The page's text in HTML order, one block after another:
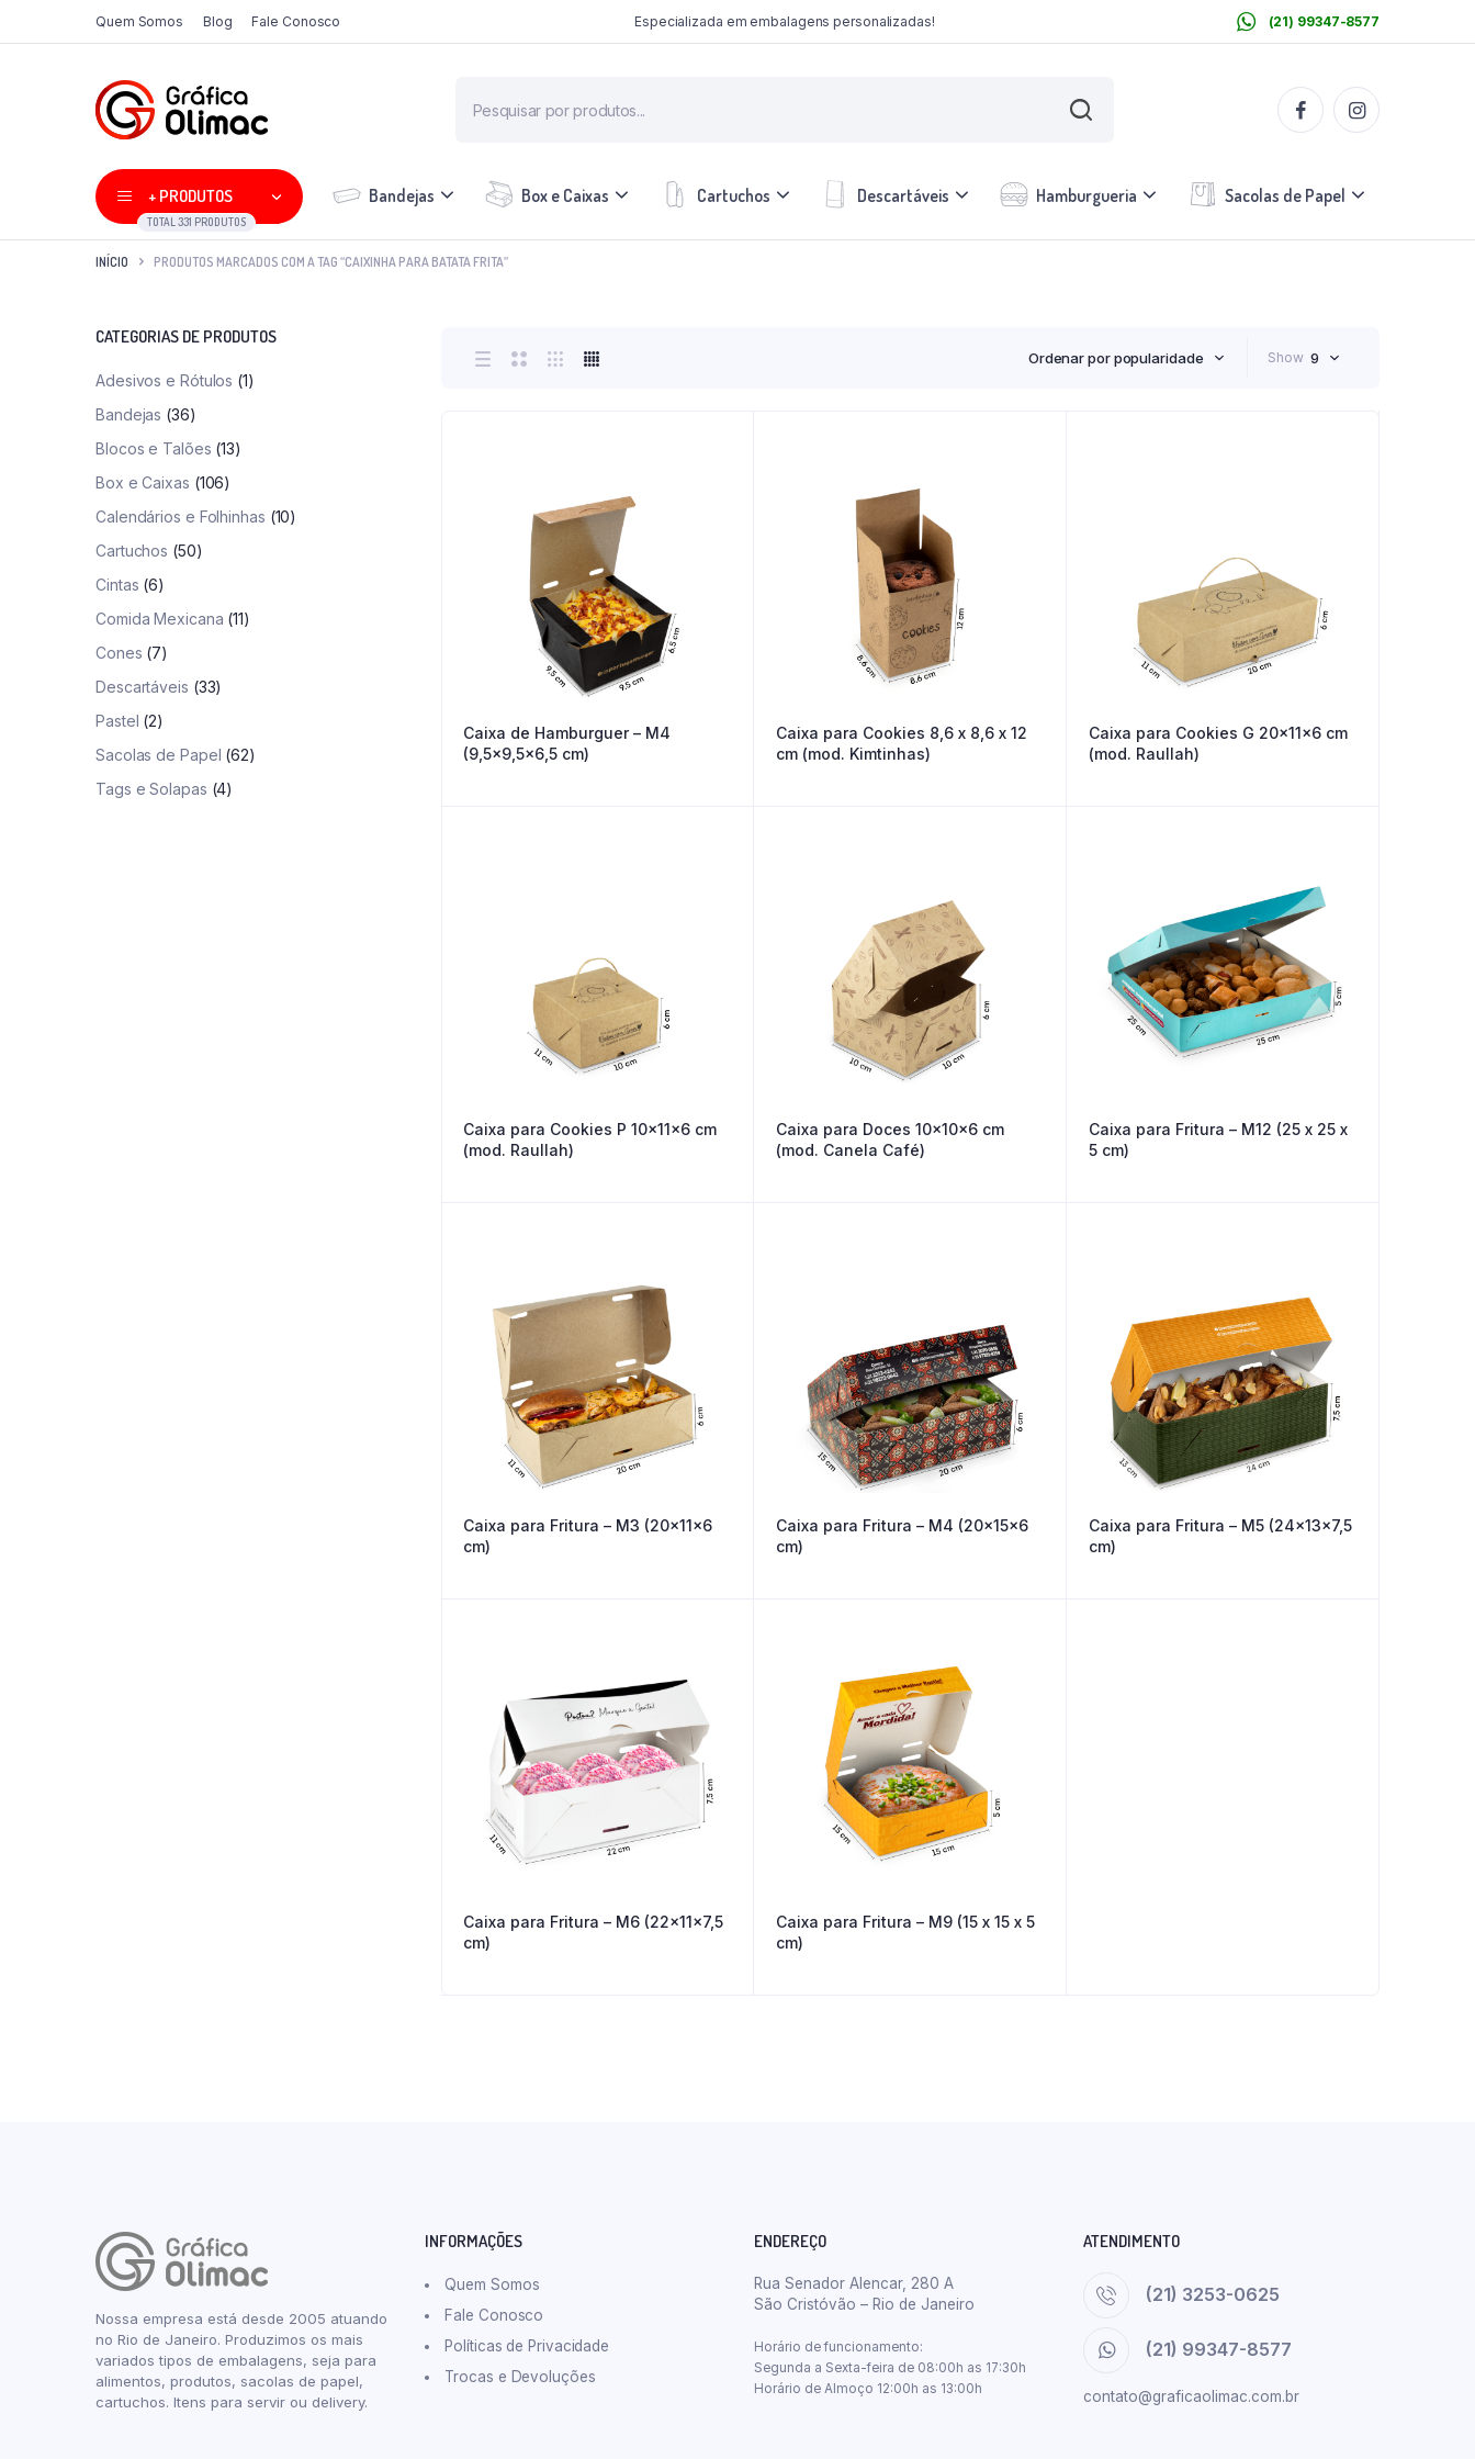
Quem Somos Blog Fale Conosco Especializada em embalagens personalizadas! (21) 99347-8577
+ PRODUTOS
TOTAL 331 PRODUTOS
Bandejas Box e Caixas Cartuchos Descartáveis Hamburgueria Sacolas de Papel
INÍCIO PRODUTOS MARCADOS COM A TAG “CAIXINHA PARA BATATA FRITA”
Ordenar por popularidade Show 9
Caixa de Hamburguer – M4
(9,5×9,5×6,5 cm)
Caixa para Cookies 8,6 x 8,6 x 12
cm (mod. Kimtinhas)
Caixa para Cookies G 20x11x6 cm
(mod. Raullah)
Caixa para Cookies P 10x11x6 cm
(mod. Raullah)
Caixa para Doces 10x10x6 cm
(mod. Canela Café)
Caixa para Fritura – M12 (25 x 25 x
5 cm)
Caixa para Fritura – M3 (20x11x6
cm)
Caixa para Fritura – M4 (20x15x6
cm)
Caixa para Fritura – M5 (24x13x7,5
cm)
Caixa para Fritura – M6 (22x11x7,5
cm)
Caixa para Fritura – M9 (15 x 15 x 5
cm)
CATEGORIAS DE PRODUTOS
Adesivos e Rótulos (1)
Bandejas (36)
Blocos e Talões (13)
Box e Caixas (106)
Calendários e Folhinhas (10)
Cartuchos (50)
Cintas (6)
Comida Mexicana (11)
Cones (7)
Descartáveis (33)
Pastel (2)
Sacolas de Papel (62)
Tags e Solapas (4)
Nossa empresa está desde 2005 atuando
no Rio de Janeiro. Produzimos os mais
variados tipos de embalagens, seja para
alimentos, produtos, sacolas de papel,
cartuchos. Itens para servir ou delivery.
INFORMAÇÕES
Quem Somos
Fale Conosco
Políticas de Privacidade
Trocas e Devoluções
ENDEREÇO
Rua Senador Alencar, 280 A
São Cristóvão – Rio de Janeiro
Horário de funcionamento:
Segunda a Sexta-feira de 08:00h as 17:30h
Horário de Almoço 12:00h as 13:00h
ATENDIMENTO
(21) 3253-0625
(21) 99347-8577
contato@graficaolimac.com.br